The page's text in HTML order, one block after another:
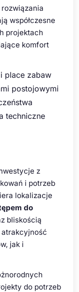
współczesne
projektach
komfort
place zabaw
postojowymi
techniczne
z
i potrzeb
lokalizacje
do
bliskością
atrakcyjność
jak i
do potrzeb